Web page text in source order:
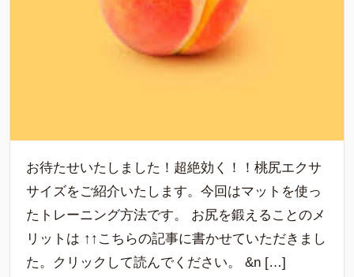
お待たせいたしました！超絶効く！！桃尻エクサ
サイズをご紹介いたします。今回はマットを使っ
たトレーニング方法です。 お尻を鍛えることのメ
リットは ↑↑こちらの記事に書かせていただきまし
た。クリックして読んでください。 &n […]